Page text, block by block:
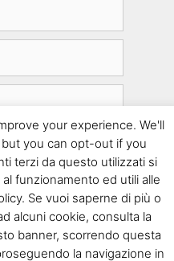
lo spam.Scopri
.
your experience. We'll
you can opt-out if you
terzi da questo utilizzati si
funzionamento ed utili alle
Se vuoi saperne di più o
alcuni cookie, consulta la
banner, scorrendo questa
la navigazione in